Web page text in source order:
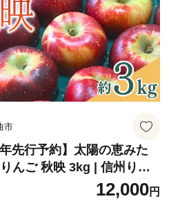
郷土料理 長野名物 ギフト
千曲市
市
年先行予約】太陽の恵みた
んご 秋映 3kg | 信州りん
りんご リンゴ 林檎 あきばえ
12,000円